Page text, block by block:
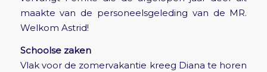
maakte van de personeelsgeleding van de MR.
Welkom Astrid!
Schoolse zaken
Vlak voor de zomervakantie kreeg Diana te horen